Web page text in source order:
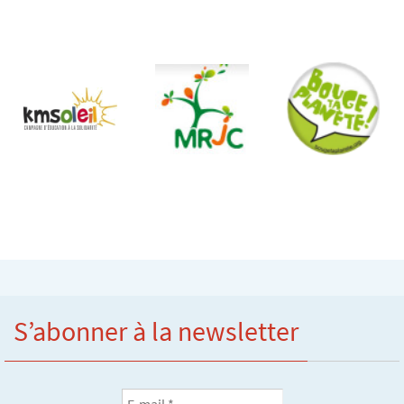
S’abonner à la newsletter